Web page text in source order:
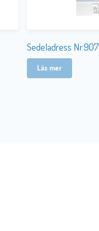
Sedeladress Nr.907
Läs mer